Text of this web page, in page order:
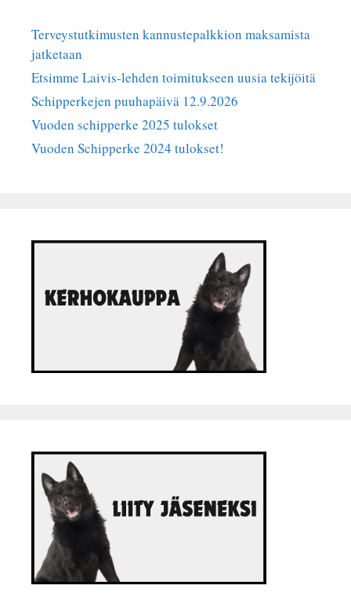
Terveystutkimusten kannustepalkkion maksamista
jatketaan
Etsimme Laivis-lehden toimitukseen uusia tekijöitä
Schipperkejen puuhapäivä 12.9.2026
Vuoden schipperke 2025 tulokset
Vuoden Schipperke 2024 tulokset!